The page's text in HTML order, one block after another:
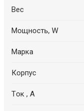
Вес
Мощность, W
Марка
Корпус
Tок , A